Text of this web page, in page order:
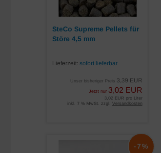
SteCo Supreme Pellets für
Störe 4,5 mm
Lieferzeit:sofort lieferbar
Unser bisheriger Preis 3,39 EUR
Jetzt nur 3,02 EUR
3,02 EUR pro Liter
inkl. 7 % MwSt. zzgl. Versandkosten
-7%